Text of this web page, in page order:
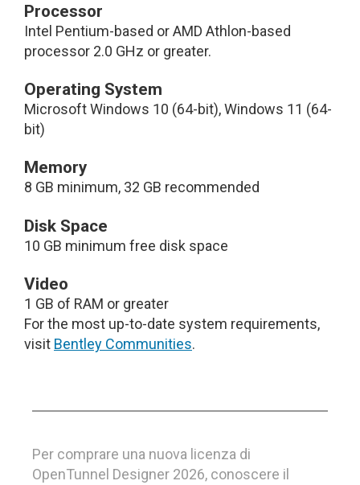
Processor
Intel Pentium-based or AMD Athlon-based
processor 2.0 GHz or greater.
Operating System
Microsoft Windows 10 (64-bit), Windows 11 (64-
bit)
Memory
8 GB minimum, 32 GB recommended
Disk Space
10 GB minimum free disk space
Video
1 GB of RAM or greater
For the most up-to-date system requirements,
visit Bentley Communities.
Per comprare una nuova licenza di
OpenTunnel Designer 2026, conoscere il